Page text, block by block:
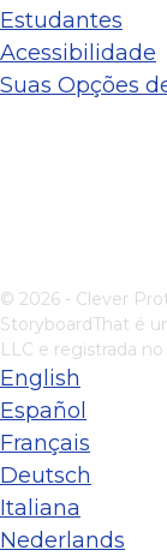
Estudantes
Acessibilidade
Suas Opções
© 2026 - Clever
StoryboardThat é
LLC e registrada
English
Español
Français
Deutsch
Italiana
Nederlands